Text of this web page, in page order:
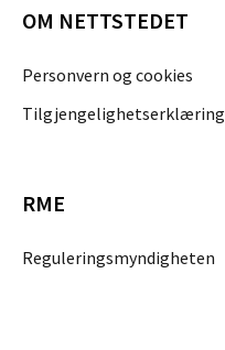
OM NETTSTEDET
Personvern og cookies
Tilgjengelighetserklæring
RME
Reguleringsmyndigheten